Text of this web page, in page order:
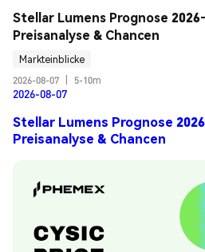
Stellar Lumens Prognose
Preisanalyse & Chancen
Markteinblicke
2026-08-07
5-10m
2026-08-07
Stellar Lumens Prognose
Preisanalyse & Chancen